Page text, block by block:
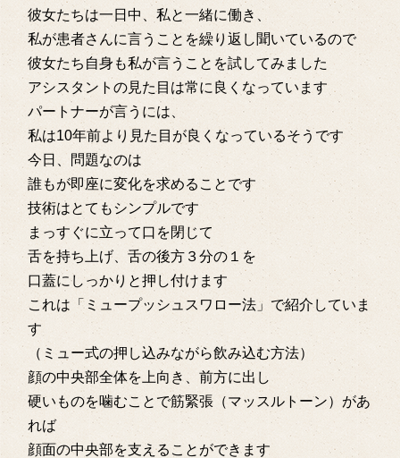
彼女たちは一日中、私と一緒に働き、
私が患者さんに言うことを繰り返し聞いているので
彼女たち自身も私が言うことを試してみました
アシスタントの見た目は常に良くなっています
パートナーが言うには、
私は10年前より見た目が良くなっているそうです
今日、問題なのは
誰もが即座に変化を求めることです
技術はとてもシンプルです
まっすぐに立って口を閉じて
舌を持ち上げ、舌の後方３分の１を
口蓋にしっかりと押し付けます
これは「ミュープッシュスワロー法」で紹介していま
す
（ミュー式の押し込みながら飲み込む方法）
顔の中央部全体を上向き、前方に出し
硬いものを噛むことで筋緊張（マッスルトーン）があ
れば
顔面の中央部を支えることができます